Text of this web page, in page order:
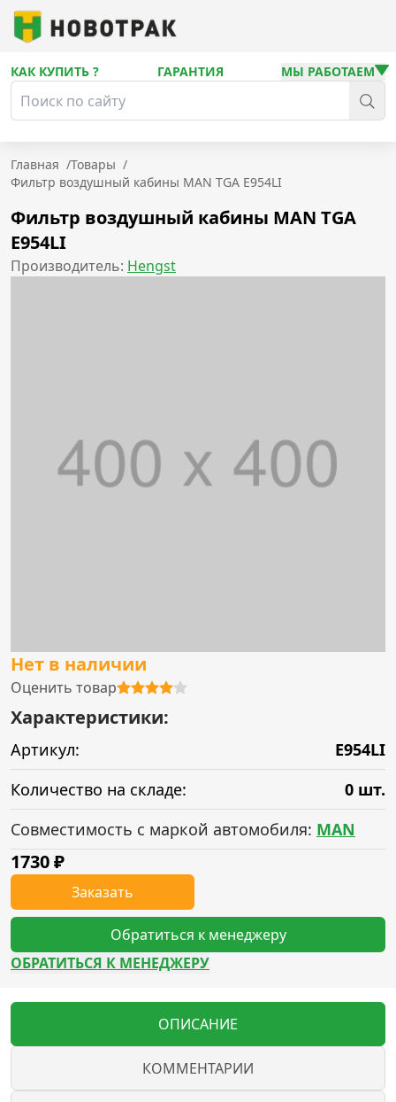
КАК КУПИТЬ ? ГАРАНТИЯ МЫ РАБОТАЕМ
Главная /Товары /
Фильтр воздушный кабины MAN TGA E954LI
Фильтр воздушный кабины MAN TGA
E954LI
Производитель: Hengst
Нет в наличии
Оценить товар
Характеристики:
Артикул:
E954LI
Количество на складе:
0 шт.
Совместимость с маркой автомобиля: MAN
1730₽
Заказать
Обратиться к менеджеру
ОБРАТИТЬСЯ К МЕНЕДЖЕРУ
ОПИСАНИЕ
КОММЕНТАРИИ